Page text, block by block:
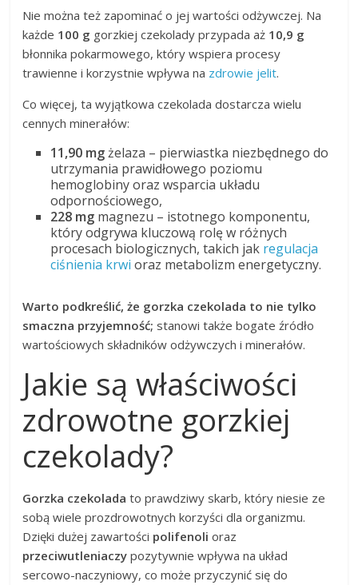
Nie można też zapominać o jej wartości odżywczej. Na
każde 100 g gorzkiej czekolady przypada aż 10,9 g
błonnika pokarmowego, który wspiera procesy
trawienne i korzystnie wpływa na zdrowie jelit.
Co więcej, ta wyjątkowa czekolada dostarcza wielu
cennych minerałów:
11,90 mgżelaza – pierwiastka niezbędnego do
utrzymania prawidłowego poziomu
hemoglobiny oraz wsparcia układu
odpornościowego,
228 mg magnezu – istotnego komponentu,
który odgrywa kluczową rolę w różnych
procesach biologicznych, takich jak regulacja
ciśnienia krwi oraz metabolizm energetyczny.
Warto podkreślić, że gorzka czekolada to nie tylko
smaczna przyjemność; stanowi także bogate źródło
wartościowych składników odżywczych i minerałów.
Jakie są właściwości
zdrowotne gorzkiej
czekolady?
Gorzka czekolada to prawdziwy skarb, który niesie ze
sobą wiele prozdrowotnych korzyści dla organizmu.
Dzięki dużej zawartości polifenoli oraz
przeciwutleniaczy pozytywnie wpływa na układ
sercowo-naczyniowy, co może przyczynić się do